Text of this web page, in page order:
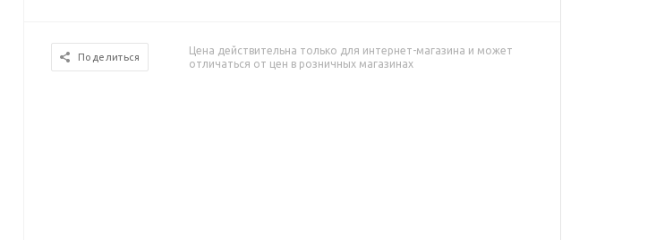
Поделиться
Цена действительна только для интернет-магазина и может
отличаться от цен в розничных магазинах